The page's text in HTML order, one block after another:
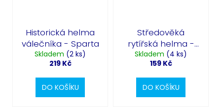
Historická helma
válečníka - Sparta
Skladem (2 ks)
219 Kč
DO KOŠÍKU
Středověká
rytířská helma -
dětská
Skladem (4 ks)
159 Kč
DO KOŠÍKU